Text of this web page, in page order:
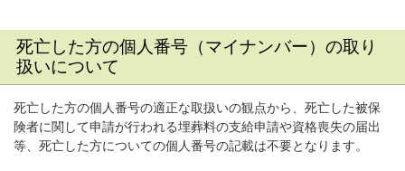
死亡した方の個人番号（マイナンバー）の取り
扱いについて
死亡した方の個人番号の適正な取扱いの観点から、死亡した被保
険者に関して申請が行われる埋葬料の支給申請や資格喪失の届出
等、死亡した方についての個人番号の記載は不要となります。